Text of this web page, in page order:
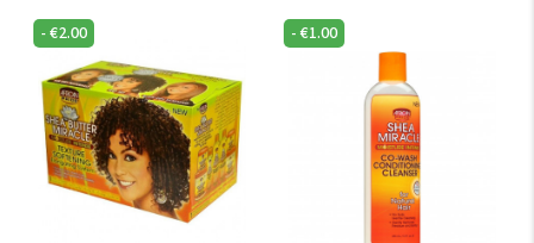
Anti-
Breakage
Braid
Sheen
Spray
355
ml
Miracle
Buttery
aantal
-€2.00 -€1.00